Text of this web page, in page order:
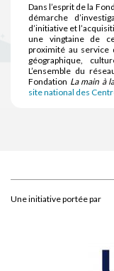
Dans l’esprit de la
démarche
d’initiative et
une vingtaine de
proximité au service
géographique,
L’ensemble du
Fondation La main à
site national des
Une initiative portée par